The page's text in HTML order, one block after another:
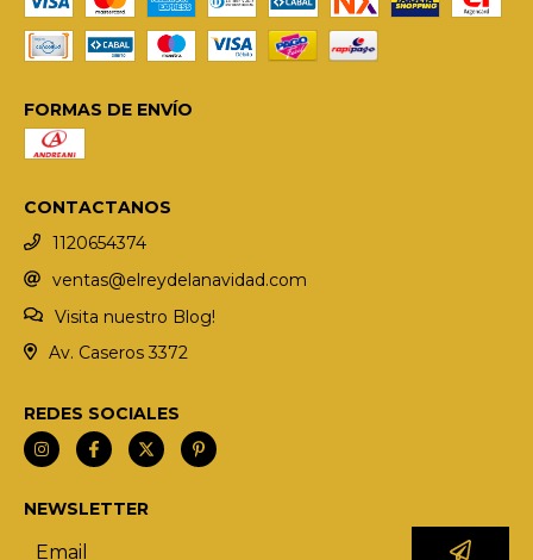
FORMAS DE ENVÍO
CONTACTANOS
1120654374
ventas@elreydelanavidad.com
Visita nuestro Blog!
Av. Caseros 3372
REDES SOCIALES
NEWSLETTER